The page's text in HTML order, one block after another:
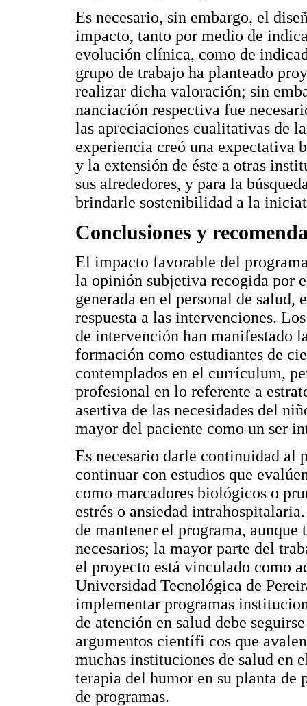
Es necesario, sin embargo, el
impacto, tanto por medio de
evolución clínica, como de
grupo de trabajo ha planteado
realizar dicha valoración; sin
nanciación respectiva fue
las apreciaciones cualitativas de
experiencia creó una expectativa
y la extensión de éste a otras
sus alrededores, y para la
brindarle sostenibilidad a la
Conclusiones y
El impacto favorable del
la opinión subjetiva recogida por
generada en el personal de salud,
respuesta a las intervenciones.
de intervención han manifestado
formación como estudiantes de
contemplados en el currículum,
profesional en lo referente a
asertiva de las necesidades del
mayor del paciente como un ser
Es necesario darle continuidad al
continuar con estudios que
como marcadores biológicos o
estrés o ansiedad
de mantener el programa, aunque
necesarios; la mayor parte del
el proyecto está vinculado como
Universidad Tecnológica de
implementar programas
de atención en salud debe
argumentos científi cos que
muchas instituciones de salud en
terapia del humor en su planta de
de programas.